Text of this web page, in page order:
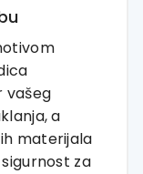
vašeg
a
materijala
za